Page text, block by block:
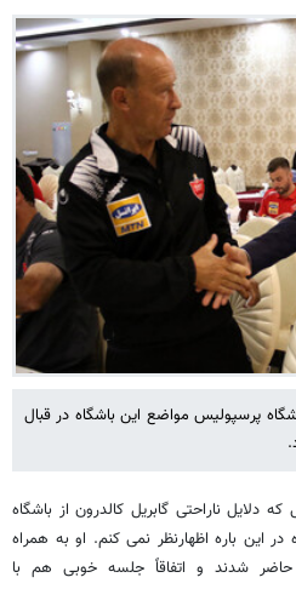
پرسپولیس مواضع این باشگاه در قبال
ناراحتی گابریل کالدرون از باشگاه
این باره اظهارنظر نمی کنم. او به همراه
حاضر شدند و اتفاقاً جلسه خوبی هم با